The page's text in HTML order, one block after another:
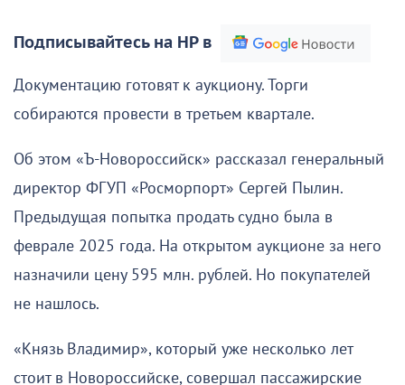
Подписывайтесь на НР в
Документацию готовят к аукциону. Торги
собираются провести в третьем квартале.
Об этом «Ъ-Новороссийск» рассказал генеральный
директор ФГУП «Росморпорт» Сергей Пылин.
Предыдущая попытка продать судно была в
феврале 2025 года. На открытом аукционе за него
назначили цену 595 млн. рублей. Но покупателей
не нашлось.
«Князь Владимир», который уже несколько лет
стоит в Новороссийске, совершал пассажирские